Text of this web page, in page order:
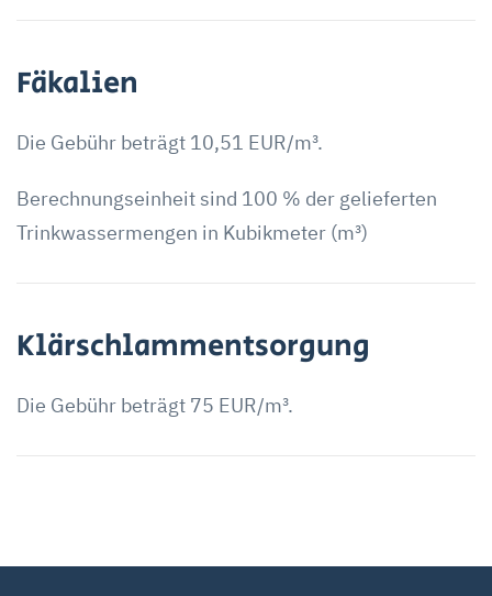
Fäkalien
Die Gebühr beträgt 10,51 EUR/m³.
Berechnungseinheit sind 100 % der gelieferten
Trinkwassermengen in Kubikmeter (m³)
Klärschlammentsorgung
Die Gebühr beträgt 75 EUR/m³.